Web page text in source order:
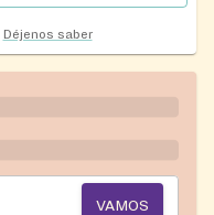
Déjenos saber
VAMOS